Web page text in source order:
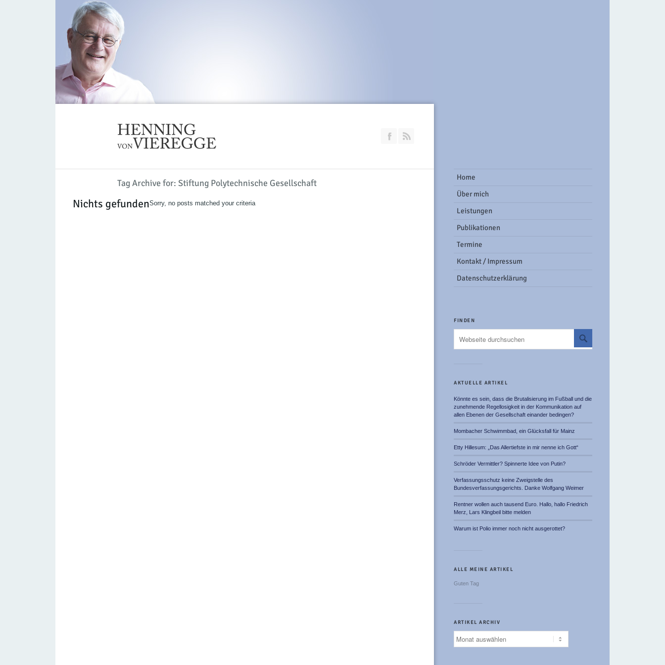
Join our Facebook Group
Tag Archive for: Stiftung Polytechnische Gesellschaft
Nichts gefundenSorry, no posts matched your criteria
Home
Über mich
Leistungen
Publikationen
Termine
Kontakt / Impressum
Datenschutzerklärung
FINDEN
AKTUELLE ARTIKEL
Könnte es sein, dass die Brutalisierung im Fußball und die
zunehmende Regellosigkeit in der Kommunikation auf
allen Ebenen der Gesellschaft einander bedingen?
Mombacher Schwimmbad, ein Glücksfall für Mainz
Etty Hillesum: „Das Allertiefste in mir nenne ich Gott“
Schröder Vermittler? Spinnerte Idee von Putin?
Verfassungsschutz keine Zweigstelle des
Bundesverfassungsgerichts. Danke Wolfgang Weimer
Rentner wollen auch tausend Euro. Hallo, hallo Friedrich
Merz, Lars Klingbeil bitte melden
Warum ist Polio immer noch nicht ausgerottet?
ALLE MEINE ARTIKEL
Guten Tag
ARTIKEL ARCHIV
Artikel
Archiv